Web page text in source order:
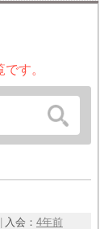
す。
入会： 4年前